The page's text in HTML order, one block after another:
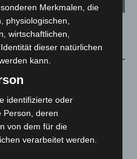
Susann Mehring zeigt ihre
Isernhagen
zwischen Hannover-West
Merkmalen, die
physiologischen,
wirtschaftlichen,
dieser natürlichen
kann.
identifizierte oder
Person, deren
von dem für die
verarbeitet werden.